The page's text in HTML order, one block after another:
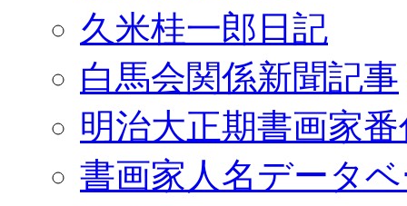
久米桂一郎日記
白馬会関係新聞記事
明治大正期書画家
書画家人名データ